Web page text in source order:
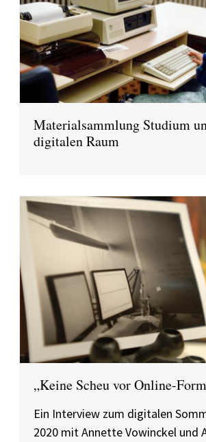
Materialsammlung Studium
digitalen Raum
„Keine Scheu vor Online-
Ein Interview zum digitalen
2020 mit Annette Vowinckel und